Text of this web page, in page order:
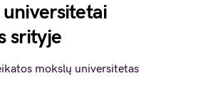
universitetai
srityje
mokslų universitetas